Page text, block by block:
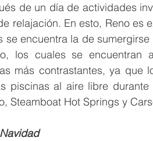
de un día de actividades
relajación. En esto, Reno es
se encuentra la de
los cuales se
más contrastantes, ya que
piscinas al aire libre
Steamboat Hot Springs y